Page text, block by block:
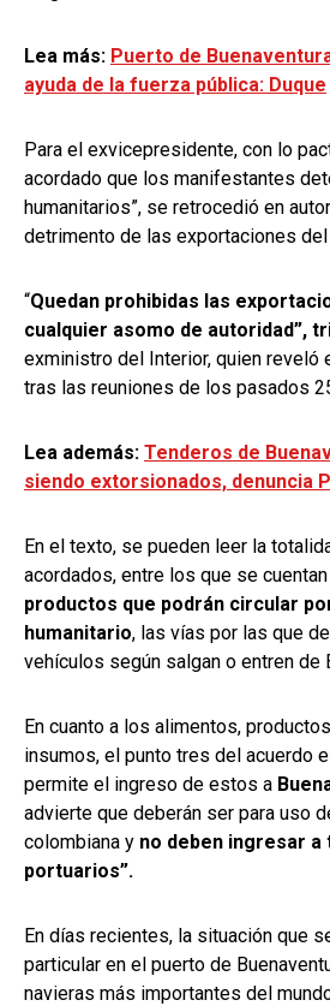
Lea más: Puerto de
ayuda de la fuerza pública: Duque
Para el exvicepresidente, con lo
acordado que los manifestantes
humanitarios”, se retrocedió en
detrimento de las exportaciones del
“Quedan prohibidas las
cualquier asomo de autoridad”,
exministro del Interior, quien reveló
tras las reuniones de los pasados
Lea además: Tenderos de
siendo extorsionados, denuncia
En el texto, se pueden leer la
acordados, entre los que se cuentan
productos que podrán circular
humanitario, las vías por las que
vehículos según salgan o entren de
En cuanto a los alimentos,
insumos, el punto tres del acuerdo
permite el ingreso de estos a
advierte que deberán ser para uso
colombiana y no deben ingresar a
portuarios”.
En días recientes, la situación que
particular en el puerto de
navieras más importantes del